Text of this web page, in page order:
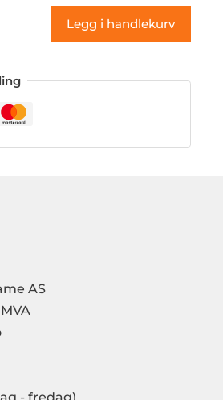
antall
Legg i handlekurv
AS